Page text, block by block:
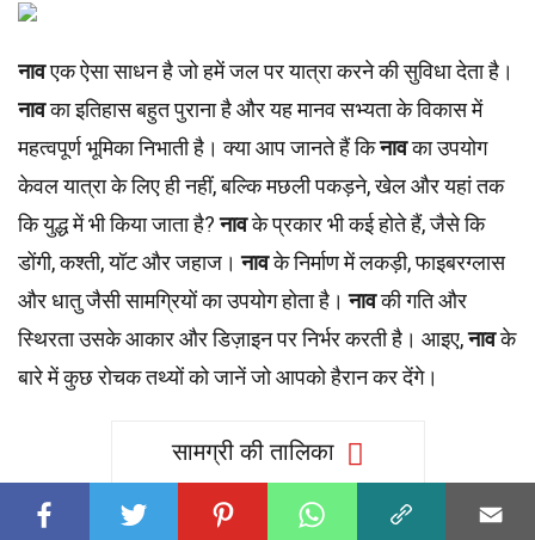
नावएक ऐसा साधन है जो हमें जल पर यात्रा करने की सुविधा देता है।
नावका इतिहास बहुत पुराना है और यह मानव सभ्यता के विकास में
महत्वपूर्ण भूमिका निभाती है। क्या आप जानते हैं किनावका उपयोग
केवल यात्रा के लिए ही नहीं, बल्कि मछली पकड़ने, खेल और यहां तक
कि युद्ध में भी किया जाता है?नावके प्रकार भी कई होते हैं, जैसे कि
डोंगी, कश्ती, यॉट और जहाज।नावके निर्माण में लकड़ी, फाइबरग्लास
और धातु जैसी सामग्रियों का उपयोग होता है।नावकी गति और
स्थिरता उसके आकार और डिज़ाइन पर निर्भर करती है। आइए,नावके
बारे में कुछ रोचक तथ्यों को जानें जो आपको हैरान कर देंगे।
सामग्री की तालिका